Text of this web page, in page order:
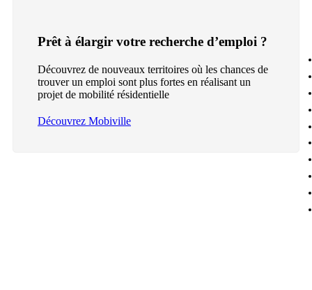
Prêt à élargir votre recherche d’emploi ?
Découvrez de nouveaux territoires où les chances de
trouver un emploi sont plus fortes en réalisant un
projet de mobilité résidentielle
Découvrez Mobiville